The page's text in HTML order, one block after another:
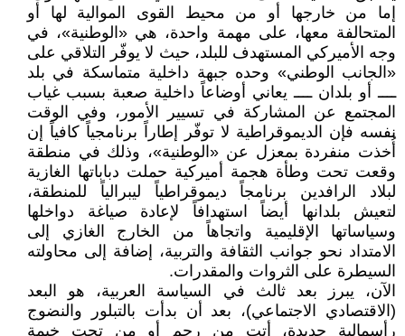
إما من خارجها أو من محيط القوى الموالية لها أو
المتحالفة معها، على مهمة واحدة، هي «الوطنية»، في
وجه الأميركي المستهدف للبلد، حيث لا يوفّر التلاقي على
«الجانب الوطني» وحده جبهة داخلية متماسكة في بلد
ــــ أو بلدان ــــ يعاني أوضاعاً داخلية صعبة بسبب غياب
المجتمع عن المشاركة في تسيير الأمور، وفي الوقت
نفسه فإن الديموقراطية لا توفّر إطاراً برنامجياً كافياً إن
أُخذت منفردة بمعزل عن «الوطنية»، وذلك في منطقة
وقعت تحت وطأة هجمة أميركية حملت دباباتها الغازية
لبلاد الرافدين برنامجاً ديموقراطياً ليبرالياً للمنطقة،
لتعيش بلدانها أيضاً استهدافاً لإعادة صياغة دواخلها
وسياساتها الإقليمية واتجاهاً من الخارج الغازي إلى
الامتداد نحو جوانب الثقافة والتربية، إضافة إلى محاولته
السيطرة على الثروات والمقدرات.
الآن، يبرز بعد ثالث في السياسة العربية، هو البعد
(الاقتصادي الاجتماعي)، بعد أن بدأت بالتبلور والنضوج
رأسمالية جديدة، أتت من رحم أو من تحت خيمة